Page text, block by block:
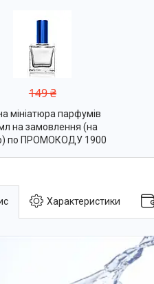
149 ₴
мініатюра парфумів
на замовлення (на
по ПРОМОКОДУ 1900
Характеристики